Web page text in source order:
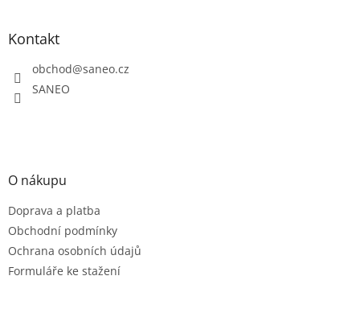
Kontakt
obchod@saneo.cz
SANEO
O nákupu
Doprava a platba
Obchodní podmínky
Ochrana osobních údajů
Formuláře ke stažení